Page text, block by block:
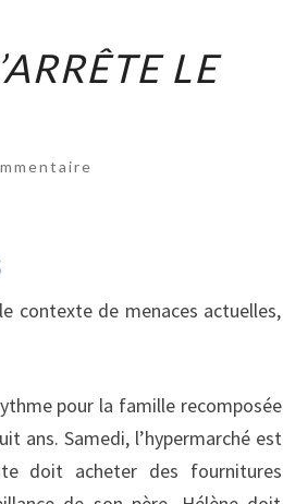
LE
contexte de menaces actuelles,
pour la famille recomposée
ans. Samedi, l’hypermarché est
doit acheter des fournitures